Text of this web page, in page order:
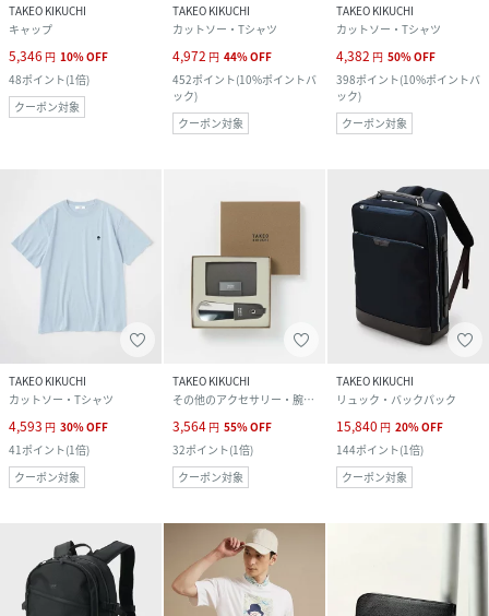
TAKEO KIKUCHI
キャップ
5,346 円 10%OFF
48ポイント(1倍)
クーポン対象
TAKEO KIKUCHI
カットソー・Tシャツ
4,972 円 44%OFF
452ポイント(10%ポイントバ
ック)
クーポン対象
TAKEO KIKUCHI
カットソー・Tシャツ
4,382 円 50%OFF
398ポイント(10%ポイントバ
ック)
クーポン対象
TAKEO KIKUCHI
カットソー・Tシャツ
4,593 円 30%OFF
41 ポイント(1倍)
クーポン対象
TAKEO KIKUCHI
その他のアクセサリー・腕時計
3,564 円 55%OFF
32ポイント(1倍)
クーポン対象
TAKEO KIKUCHI
リュック・バックパック
15,840 円 20%OFF
144ポイント(1倍)
クーポン対象